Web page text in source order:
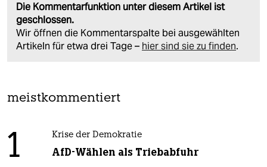
Die Kommentarfunktion unter diesem Artikel ist
geschlossen.
Wir öffnen die Kommentarspalte bei ausgewählten
Artikeln für etwa drei Tage – hier sind sie zu finden.
meistkommentiert
1 Krise der Demokratie
AfD-Wählen als Triebabfuhr